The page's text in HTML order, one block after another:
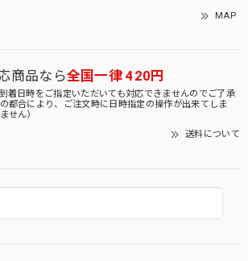
MAP
商品なら全国一律 420円
着日時をご指定いただいても対応できませんのでご了承
都合により、ご注文時に日時指定の操作が出来てしま
せん）
送料について